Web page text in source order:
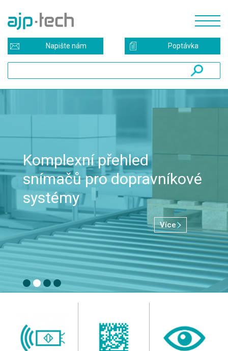
Poptávka
Napište nám
Digitální produktový pas -
příležitost pro průmysl i
udržitelnost
Více
1 2 3 4